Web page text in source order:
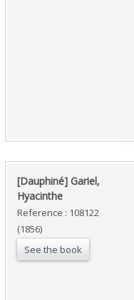
‎[Dauphiné] Gariel,
Hyacinthe‎
Reference : 108122
(1856)
See the book